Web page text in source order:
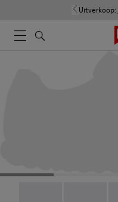
Uitverkoop: